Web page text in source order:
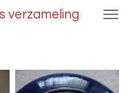
verzameling